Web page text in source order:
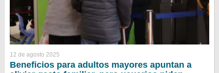
12 de agosto 2025
Beneficios para adultos mayores apuntan a